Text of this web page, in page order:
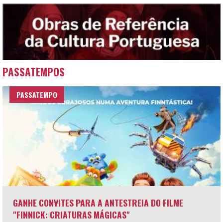
PASSATEMPOS
PASSATEMPO
GANHE CONVITES PARA A ANTESTREIA DO FILME
"FINNICK: CRIATURAS MÁGICAS"